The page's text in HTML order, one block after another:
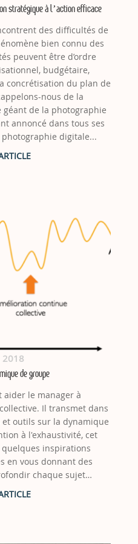
stratégique à l’action efficace
des difficultés de
bien connu des
peuvent être d’ordre
budgétaire,
concrétisation du plan de
nous de la
géant de la photographie
annoncé dans tous ses
digitale...
2018
de groupe
aider le manager à
Il transmet dans
outils sur la dynamique
à l'exhaustivité, cet
inspirations
en vous donnant des
chaque sujet…